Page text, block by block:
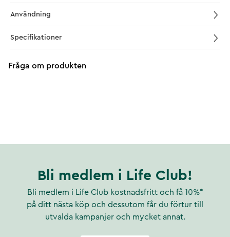
Användning
Specifikationer
Fråga om produkten
Bli medlem i Life Club!
Bli medlem i Life Club kostnadsfritt och få 10%*
på ditt nästa köp och dessutom får du förtur till
utvalda kampanjer och mycket annat.